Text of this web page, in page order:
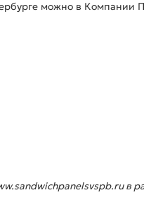
можно в Компании
в